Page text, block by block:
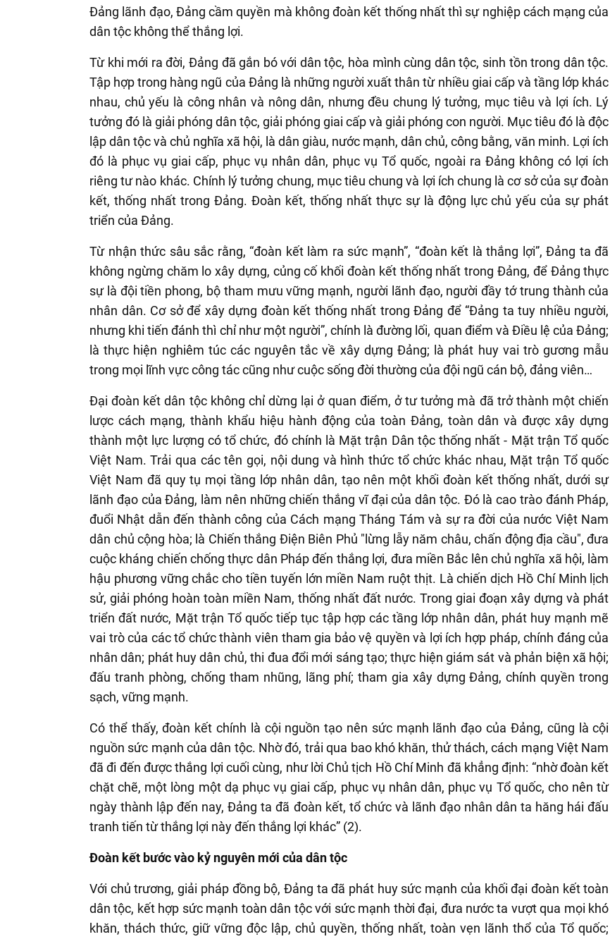
Đảng lãnh đạo, Đảng cầm quyền mà không đoàn kết thống nhất thì sự nghiệp cách mạng của
dân tộc không thể thắng lợi.
Từ khi mới ra đời, Đảng đã gắn bó với dân tộc, hòa mình cùng dân tộc, sinh tồn trong dân tộc.
Tập hợp trong hàng ngũ của Đảng là những người xuất thân từ nhiều giai cấp và tầng lớp khác
nhau, chủ yếu là công nhân và nông dân, nhưng đều chung lý tưởng, mục tiêu và lợi ích. Lý
tưởng đó là giải phóng dân tộc, giải phóng giai cấp và giải phóng con người. Mục tiêu đó là độc
lập dân tộc và chủ nghĩa xã hội, là dân giàu, nước mạnh, dân chủ, công bằng, văn minh. Lợi ích
đó là phục vụ giai cấp, phục vụ nhân dân, phục vụ Tổ quốc, ngoài ra Đảng không có lợi ích
riêng tư nào khác. Chính lý tưởng chung, mục tiêu chung và lợi ích chung là cơ sở của sự đoàn
kết, thống nhất trong Đảng. Đoàn kết, thống nhất thực sự là động lực chủ yếu của sự phát
triển của Đảng.
Từ nhận thức sâu sắc rằng, “đoàn kết làm ra sức mạnh”, “đoàn kết là thắng lợi”, Đảng ta đã
không ngừng chăm lo xây dựng, củng cố khối đoàn kết thống nhất trong Đảng, để Đảng thực
sự là đội tiền phong, bộ tham mưu vững mạnh, người lãnh đạo, người đầy tớ trung thành của
nhân dân. Cơ sở để xây dựng đoàn kết thống nhất trong Đảng để “Đảng ta tuy nhiều người,
nhưng khi tiến đánh thì chỉ như một người”, chính là đường lối, quan điểm và Điều lệ của Đảng;
là thực hiện nghiêm túc các nguyên tắc về xây dựng Đảng; là phát huy vai trò gương mẫu
trong mọi lĩnh vực công tác cũng như cuộc sống đời thường của đội ngũ cán bộ, đảng viên…
Đại đoàn kết dân tộc không chỉ dừng lại ở quan điểm, ở tư tưởng mà đã trở thành một chiến
lược cách mạng, thành khẩu hiệu hành động của toàn Đảng, toàn dân và được xây dựng
thành một lực lượng có tổ chức, đó chính là Mặt trận Dân tộc thống nhất - Mặt trận Tổ quốc
Việt Nam. Trải qua các tên gọi, nội dung và hình thức tổ chức khác nhau, Mặt trận Tổ quốc
Việt Nam đã quy tụ mọi tầng lớp nhân dân, tạo nên một khối đoàn kết thống nhất, dưới sự
lãnh đạo của Đảng, làm nên những chiến thắng vĩ đại của dân tộc. Đó là cao trào đánh Pháp,
đuổi Nhật dẫn đến thành công của Cách mạng Tháng Tám và sự ra đời của nước Việt Nam
dân chủ cộng hòa; là Chiến thắng Điện Biên Phủ "lừng lẫy năm châu, chấn động địa cầu", đưa
cuộc kháng chiến chống thực dân Pháp đến thắng lợi, đưa miền Bắc lên chủ nghĩa xã hội, làm
hậu phương vững chắc cho tiền tuyến lớn miền Nam ruột thịt. Là chiến dịch Hồ Chí Minh lịch
sử, giải phóng hoàn toàn miền Nam, thống nhất đất nước. Trong giai đoạn xây dựng và phát
triển đất nước, Mặt trận Tổ quốc tiếp tục tập hợp các tầng lớp nhân dân, phát huy mạnh mẽ
vai trò của các tổ chức thành viên tham gia bảo vệ quyền và lợi ích hợp pháp, chính đáng của
nhân dân; phát huy dân chủ, thi đua đổi mới sáng tạo; thực hiện giám sát và phản biện xã hội;
đấu tranh phòng, chống tham nhũng, lãng phí; tham gia xây dựng Đảng, chính quyền trong
sạch, vững mạnh.
Có thể thấy, đoàn kết chính là cội nguồn tạo nên sức mạnh lãnh đạo của Đảng, cũng là cội
nguồn sức mạnh của dân tộc. Nhờ đó, trải qua bao khó khăn, thử thách, cách mạng Việt Nam
đã đi đến được thắng lợi cuối cùng, như lời Chủ tịch Hồ Chí Minh đã khẳng định: “nhờ đoàn kết
chặt chẽ, một lòng một dạ phục vụ giai cấp, phục vụ nhân dân, phục vụ Tổ quốc, cho nên từ
ngày thành lập đến nay, Đảng ta đã đoàn kết, tổ chức và lãnh đạo nhân dân ta hăng hái đấu
tranh tiến từ thắng lợi này đến thắng lợi khác” (2).
Đoàn kết bước vào kỷ nguyên mới của dân tộc
Với chủ trương, giải pháp đồng bộ, Đảng ta đã phát huy sức mạnh của khối đại đoàn kết toàn
dân tộc, kết hợp sức mạnh toàn dân tộc với sức mạnh thời đại, đưa nước ta vượt qua mọi khó
khăn, thách thức, giữ vững độc lập, chủ quyền, thống nhất, toàn vẹn lãnh thổ của Tổ quốc;